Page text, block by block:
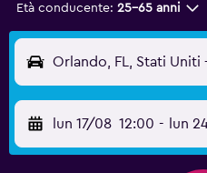
Età conducente: 25-65 anni
Orlando, FL, Stati Uniti
lun 17/08 12:00 - lun